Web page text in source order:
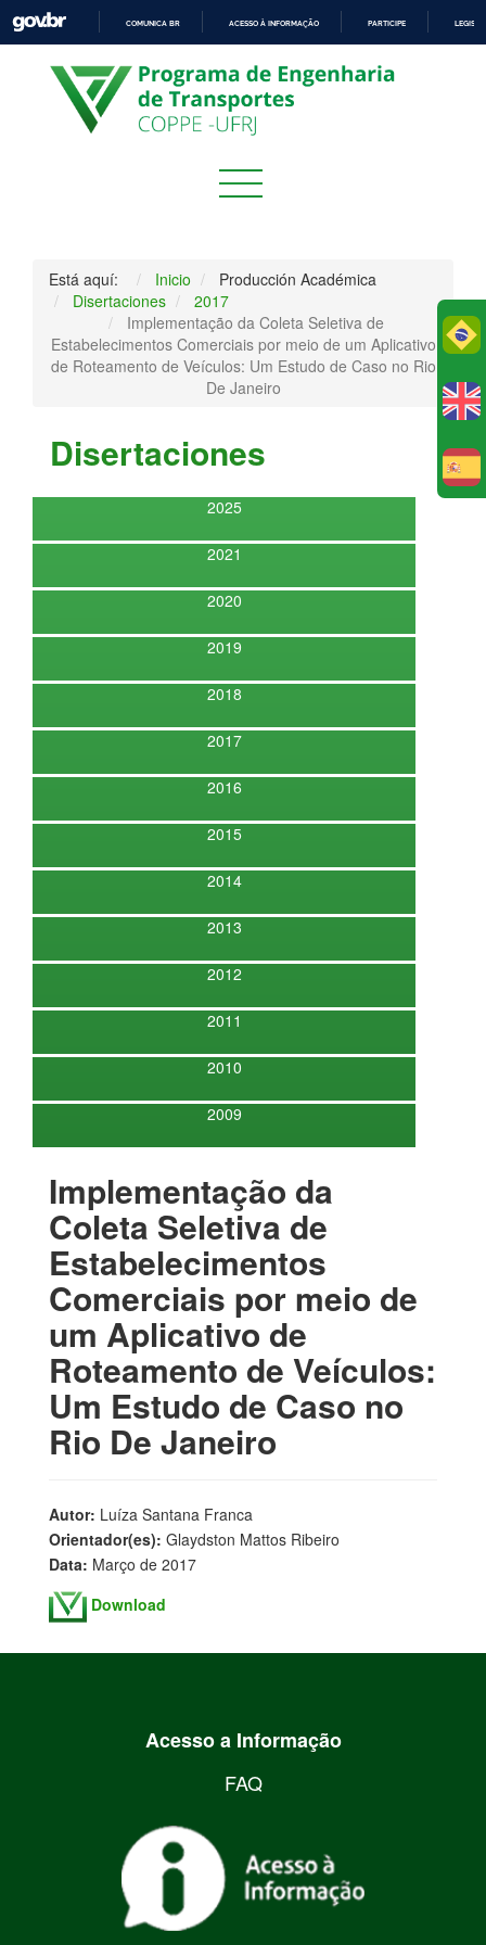
PARA
O
CONTEÚDO
COMUNICA BR ACESSO À INFORMAÇÃO PARTICIPE
Está aquí: Inicio
Producción Académica
Disertaciones
2017
Implementação da Coleta Seletiva de
Estabelecimentos Comerciais por meio de um Aplicativo
de Roteamento de Veículos: Um Estudo de Caso no Rio
De Janeiro
Disertaciones
2025
2021
2020
2019
2018
2017
2016
2015
2014
2013
2012
2011
2010
2009
Implementação da
Coleta Seletiva de
Estabelecimentos
Comerciais por meio de
um Aplicativo de
Roteamento de Veículos:
Um Estudo de Caso no
Rio De Janeiro
Autor: Luíza Santana Franca
Orientador(es): Glaydston Mattos Ribeiro
Data: Março de 2017
Download
Acesso a Informação
FAQ